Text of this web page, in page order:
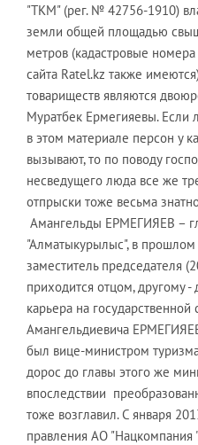
"ТКМ" (рег. № 42756-1910)
земли общей площадью
метров (кадастровые номера
сайта Ratel.kz также
товариществ являются
Муратбек Ермегияевы. Если
в этом материале персон у
вызывают, то по поводу
несведущего люда все же
отпрыски тоже весьма
Амангельды ЕРМЕГИЯЕВ –
"Алматыкурылыс", в прошлом
заместитель председателя
приходится отцом, другому
карьера на государственной
Амангельдиевича
был вице-министром
дорос до главы этого же
впоследствии
тоже возглавил. С января
правления АО "Нацкомпания